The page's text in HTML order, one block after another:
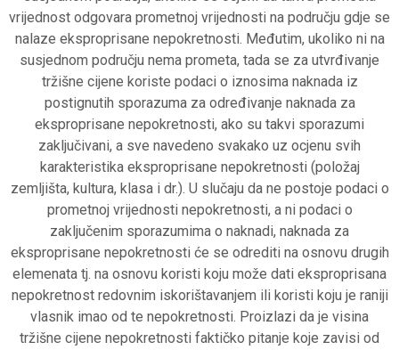
vrijednost odgovara prometnoj vrijednosti na području gdje se
nalaze eksproprisane nepokretnosti. Međutim, ukoliko ni na
susjednom području nema prometa, tada se za utvrđivanje
tržišne cijene koriste podaci o iznosima naknada iz
postignutih sporazuma za određivanje naknada za
eksproprisane nepokretnosti, ako su takvi sporazumi
zaključivani, a sve navedeno svakako uz ocjenu svih
karakteristika eksproprisane nepokretnosti (položaj
zemljišta, kultura, klasa i dr.). U slučaju da ne postoje podaci o
prometnoj vrijednosti nepokretnosti, a ni podaci o
zaključenim sporazumima o naknadi, naknada za
eksproprisane nepokretnosti će se odrediti na osnovu drugih
elemenata tj. na osnovu koristi koju može dati eksproprisana
nepokretnost redovnim iskorištavanjem ili koristi koju je raniji
vlasnik imao od te nepokretnosti. Proizlazi da je visina
tržišne cijene nepokretnosti faktičko pitanje koje zavisi od